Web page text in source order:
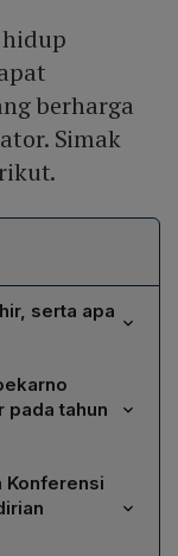
berharga
Simak
serta apa
Jawa
Ia
kembali
pada tahun
Eerste Inlandse
ke
pindah
Konferensi